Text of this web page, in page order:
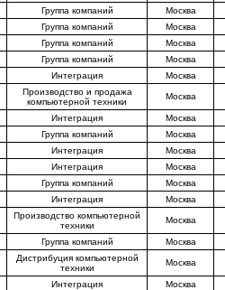
Группа компаний
Москва
Группа компаний
Москва
Группа компаний
Москва
Группа компаний
Москва
Интеграция Москва
Производство и продажа
компьютерной техники
Москва
Интеграция
Москва
Группа компаний
Москва
Интеграция
Москва
Интеграция
Москва
Группа компаний
Москва
Интеграция Москва
Производство компьютерной
техники
Москва
Группа компаний Москва
Дистрибуция компьютерной
техники
Москва
Интеграция
Москва